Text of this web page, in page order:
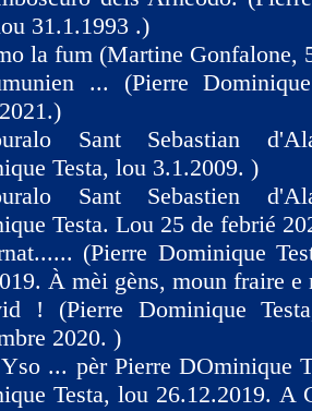
31.1.1993 .)
la fum (Martine Gonfalone,
... (Pierre
Sant Sebastian
Testa, lou 3.1.2009. )
Sant Sebastien
Testa. Lou 25 de febrié
(Pierre Dominique
À mèi gèns, moun fraire e
! (Pierre Dominique
2020. )
... pèr Pierre DOminique
Testa, lou 26.12.2019. A